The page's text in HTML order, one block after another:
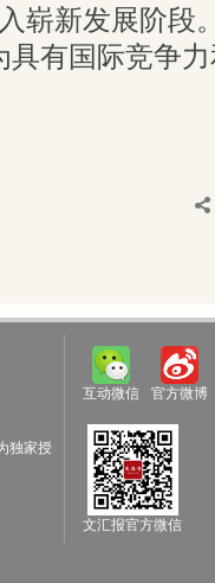
崭新发展阶段
具有国际竞争
独家授
互动微信 官方微博
文汇报官方微信